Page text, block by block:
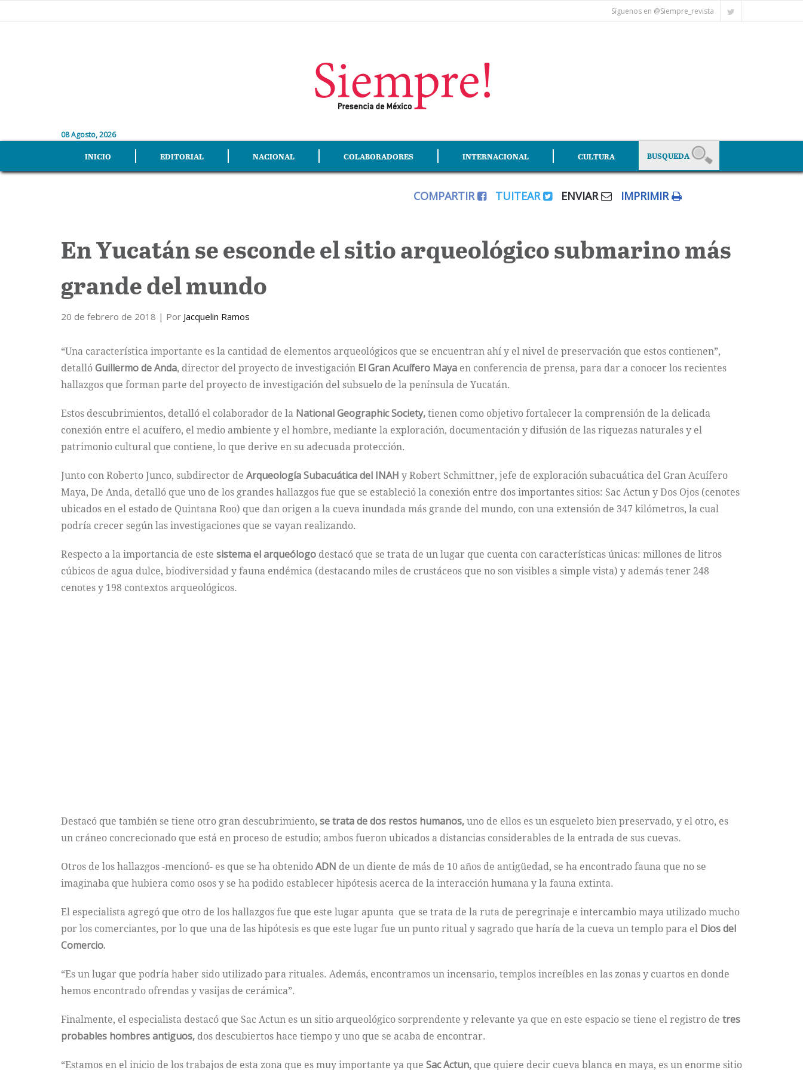
Síguenos en @Siempre_revista
08 Agosto, 2026
INICIO EDITORIAL NACIONAL COLABORADORES INTERNACIONAL CULTURA
COMPARTIR TUITEAR ENVIAR IMPRIMIR
En Yucatán se esconde el sitio arqueológico submarino más
grande del mundo
20 de febrero de 2018 | Por Jacquelin Ramos
“Una característica importante es la cantidad de elementos arqueológicos que se encuentran ahí y el nivel de preservación que estos contienen”,
detallóGuillermo de Anda, director del proyecto de investigación El Gran Acuífero Maya en conferencia de prensa, para dar a conocer los recientes
hallazgos que forman parte del proyecto de investigación del subsuelo de la península de Yucatán.
Estos descubrimientos, detalló el colaborador de la National Geographic Society,tienen como objetivo fortalecer la comprensión de la delicada
conexión entre el acuífero, el medio ambiente y el hombre, mediante la exploración, documentación y difusión de las riquezas naturales y el
patrimonio cultural que contiene, lo que derive en su adecuada protección.
Junto con Roberto Junco, subdirector de Arqueología Subacuática del INAH y Robert Schmittner, jefe de exploración subacuática del Gran Acuífero
Maya, De Anda, detalló que uno de los grandes hallazgos fue que se estableció la conexión entre dos importantes sitios: Sac Actun y Dos Ojos (cenotes
ubicados en el estado de Quintana Roo) que dan origen a la cueva inundada más grande del mundo, con una extensión de 347 kilómetros, la cual
podría crecer según las investigaciones que se vayan realizando.
Respecto a la importancia de este sistema el arqueólogo destacó que se trata de un lugar que cuenta con características únicas: millones de litros
cúbicos de agua dulce, biodiversidad y fauna endémica (destacando miles de crustáceos que no son visibles a simple vista) y además tener 248
cenotes y 198 contextos arqueológicos.
Destacó que también se tiene otro gran descubrimiento, se trata de dos restos humanos,uno de ellos es un esqueleto bien preservado, y el otro, es
un cráneo concrecionado que está en proceso de estudio; ambos fueron ubicados a distancias considerables de la entrada de sus cuevas.
Otros de los hallazgos -mencionó- es que se ha obtenidoADN de un diente de más de 10 años de antigüedad, se ha encontrado fauna que no se
imaginaba que hubiera como osos y se ha podido establecer hipótesis acerca de la interacción humana y la fauna extinta.
El especialista agregó que otro de los hallazgos fue que este lugar apunta que se trata de la ruta de peregrinaje e intercambio maya utilizado mucho
por los comerciantes, por lo que una de las hipótesis es que este lugar fue un punto ritual y sagrado que haría de la cueva un templo para el Dios del
Comercio.
“Es un lugar que podría haber sido utilizado para rituales. Además, encontramos un incensario, templos increíbles en las zonas y cuartos en donde
hemos encontrado ofrendas y vasijas de cerámica”.
Finalmente, el especialista destacó que Sac Actun es un sitio arqueológico sorprendente y relevante ya que en este espacio se tiene el registro de tres
probables hombres antiguos, dos descubiertos hace tiempo y uno que se acaba de encontrar.
“Estamos en el inicio de los trabajos de esta zona que es muy importante ya que Sac Actun, que quiere decir cueva blanca en maya, es un enorme sitio